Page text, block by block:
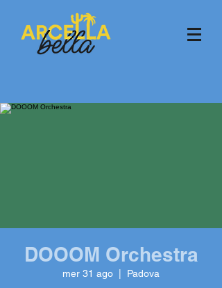
DOOOM Orchestra
mer 31 ago Padova